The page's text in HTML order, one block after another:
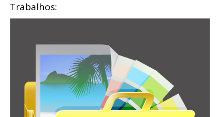
Trabalhos: